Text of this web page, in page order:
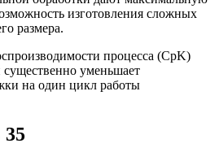
изготовления сложных
размера.
процесса (CpK)
уменьшает
на один цикл работы